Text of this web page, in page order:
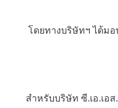
โดยทางบริษัทฯ ได้มอบก
สำหรับบริษัท ซี.เอ.เอส.เ